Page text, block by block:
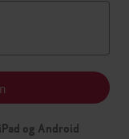
og Android